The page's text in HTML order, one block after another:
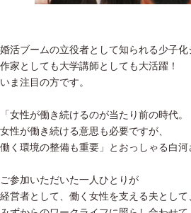
婚活ブームの立役者として知られる少子化
作家としても大学講師としても大活躍！
いま注目の方です。
「女性が働き続けるのが当たり前の時代。
女性が働き続ける意思も必要ですが、
働く環境の整備も重要」とおっしゃる白河
ご参加いただいた一人ひとりが
経営者として、働く女性を支える夫として